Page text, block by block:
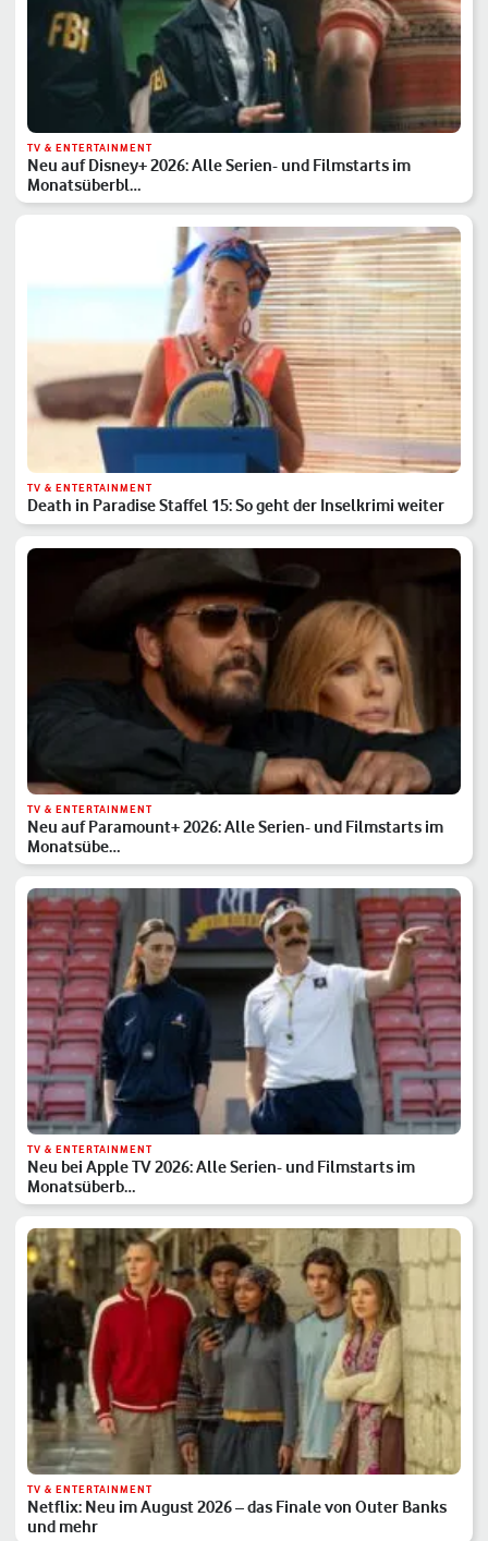
TV & ENTERTAINMENT
Neu auf Disney+ 2026: Alle Serien- und Filmstarts im
Monatsüberbl…
TV & ENTERTAINMENT
Death in Paradise Staffel 15: So geht der Inselkrimi weiter
TV & ENTERTAINMENT
Neu auf Paramount+ 2026: Alle Serien- und Filmstarts im
Monatsübe…
TV & ENTERTAINMENT
Neu bei Apple TV 2026: Alle Serien- und Filmstarts im
Monatsüberb…
TV & ENTERTAINMENT
Netflix: Neu im August 2026 – das Finale von Outer Banks
und mehr